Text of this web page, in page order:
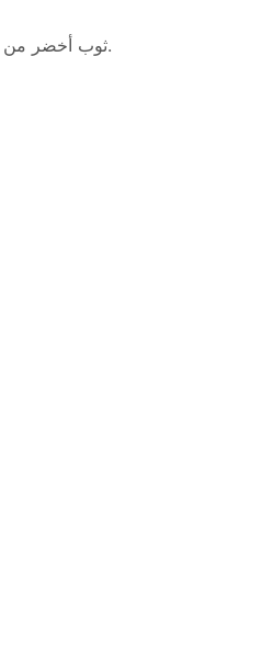
ثوب أخضر من الحرير و الأورجانزا مطرّز يدويّاً باللون الأخضر و الكريستال و الأحجار.